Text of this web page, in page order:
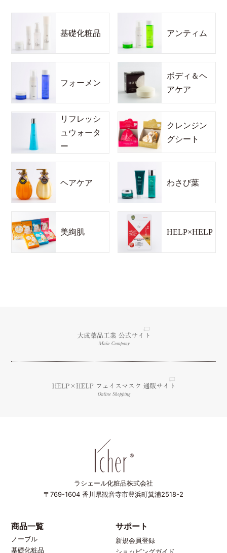
基礎化粧品 アンティム
フォーメン
ボディ＆ヘ
アケア
リフレッシ
ュウォータ
ー
クレンジン
グシート
ヘアケア わさび葉
美絢肌 HELP×HELP
ラシェール化粧品株式会社
〒769-1604 香川県観音寺市豊浜町箕浦2518-2
商品一覧
ノーブル
基礎化粧品
サポート
新規会員登録